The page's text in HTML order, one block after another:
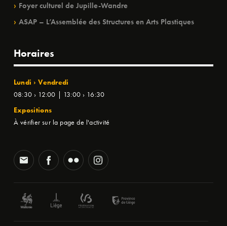
Foyer culturel de Jupille-Wandre
ASAP – L’Assemblée des Structures en Arts Plastiques
Horaires
Lundi › Vendredi
08:30 › 12:00 | 13:00 › 16:30
Expositions
À vérifier sur la page de l'activité